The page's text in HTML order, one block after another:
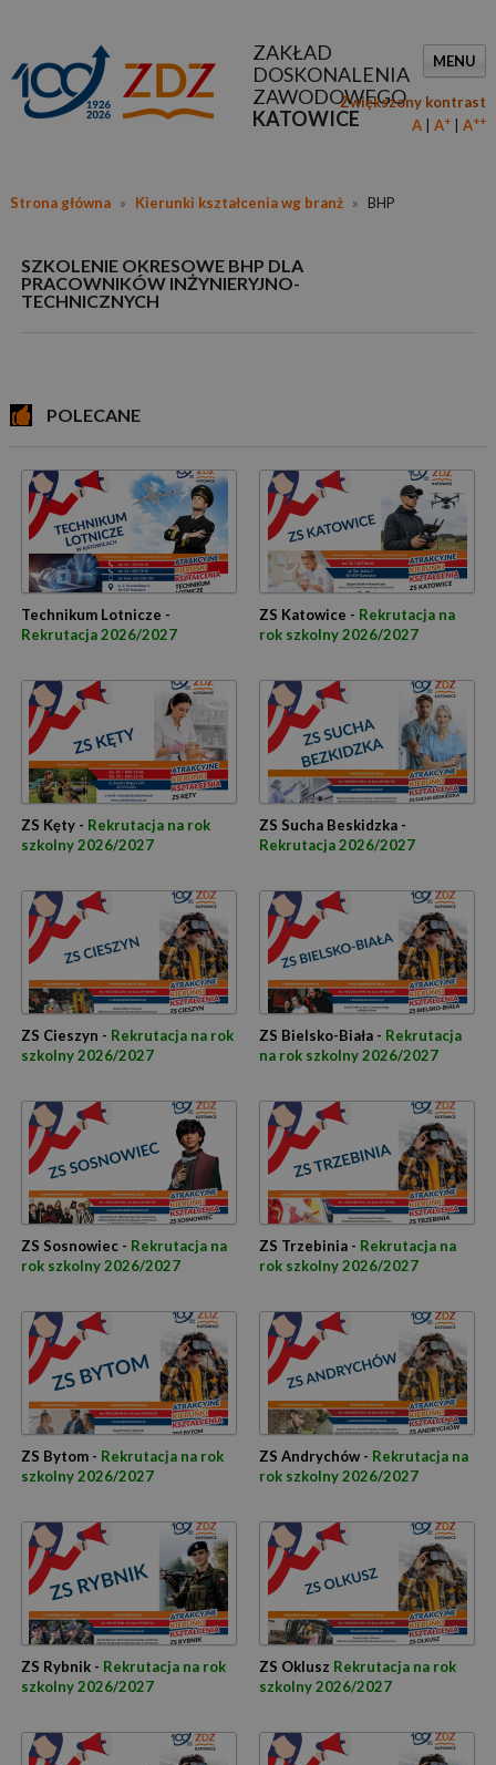
ZAKŁAD
DOSKONALENIA
ZAWODOWEGO
KATOWICE
MENU
Zwiększony kontrast
A
A+ A++
Strona główna » Kierunki kształcenia wg branż » BHP
SZKOLENIE OKRESOWE BHP DLA
PRACOWNIKÓW INŻYNIERYJNO-
TECHNICZNYCH
POLECANE
Technikum Lotnicze -
Rekrutacja 2026/2027
ZS Katowice - Rekrutacja na
rok szkolny 2026/2027
ZS Kęty - Rekrutacja na rok
szkolny 2026/2027
ZS Sucha Beskidzka -
Rekrutacja 2026/2027
ZS Cieszyn - Rekrutacja na rok
szkolny 2026/2027
ZS Bielsko-Biała - Rekrutacja
na rok szkolny 2026/2027
ZS Sosnowiec - Rekrutacja na
rok szkolny 2026/2027
ZS Trzebinia - Rekrutacja na
rok szkolny 2026/2027
ZS Bytom - Rekrutacja na rok
szkolny 2026/2027
ZS Andrychów - Rekrutacja na
rok szkolny 2026/2027
ZS Rybnik - Rekrutacja na rok
szkolny 2026/2027
ZS Oklusz Rekrutacja na rok
szkolny 2026/2027